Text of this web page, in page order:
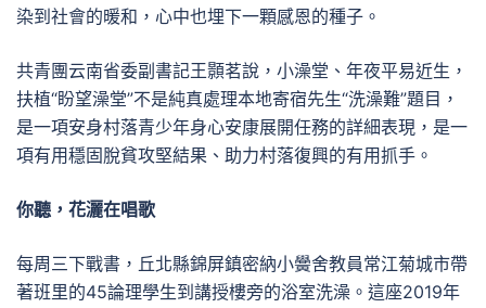
染到社會的暖和，心中也埋下一顆感恩的種子。
共青團云南省委副書記王顥茗說，小澡堂、年夜平易近生，
扶植“盼望澡堂”不是純真處理本地寄宿先生“洗澡難”題目，
是一項安身村落青少年身心安康展開任務的詳細表現，是一
項有用穩固脫貧攻堅結果、助力村落復興的有用抓手。
你聽，花灑在唱歌
每周三下戰書，丘北縣錦屏鎮密納小黌舍教員常江菊城市帶
著班里的45論理學生到講授樓旁的浴室洗澡。這座2019年